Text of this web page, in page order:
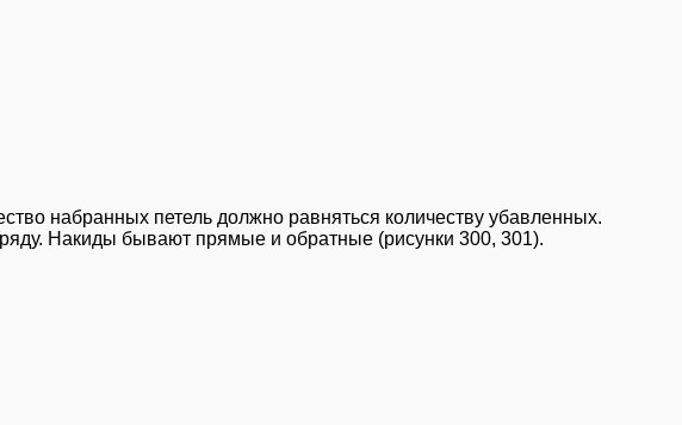
набранных петель должно равняться количеству убавленных.
Накиды бывают прямые и обратные (рисунки 300, 301).